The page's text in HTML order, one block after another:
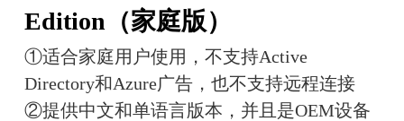
Edition（家庭版）
①适合家庭用户使用，不支持Active
Directory和Azure广告，也不支持远程连接
②提供中文和单语言版本，并且是OEM设备